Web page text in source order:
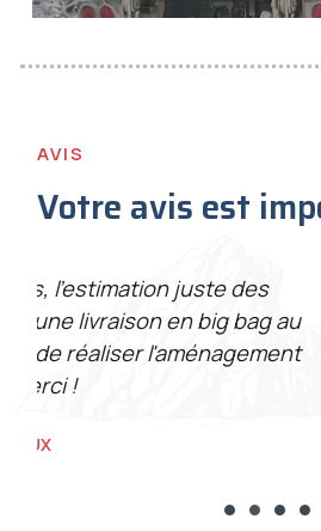
AVIS
Votre avis est
Grand choix de graviers et
très sympathique et
une remorque.
depuis Google